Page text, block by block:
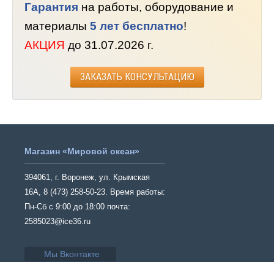
Гарантия на работы, оборудование и
материалы 5 лет бесплатно!
АКЦИЯ до 31.07.2026 г.
ЗАКАЗАТЬ КОНСУЛЬТАЦИЮ
Магазин «Мировой океан»
394061, г. Воронеж, ул. Крымская
16А, 8 (473) 258-50-23. Время работы:
Пн-Сб с 9:00 до 18:00 почта:
2585023@ice36.ru
Мы Вконтакте